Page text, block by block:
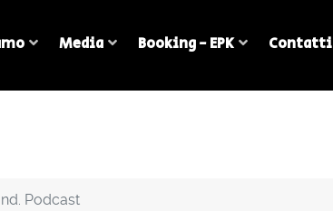
Media Booking - EPK Contatti
Podcast